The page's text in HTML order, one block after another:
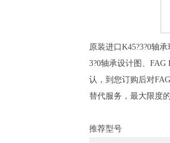
原装进口K45?3?0轴
3?0轴承设计图、FAG
认，到您订购后对
替代服务，最大限度
推荐型号